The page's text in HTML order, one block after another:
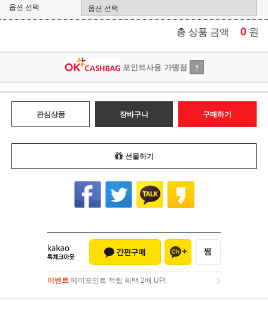
옵션 선택
총 상품 금액 0 원
포인트사용 가맹점 ?
관심상품 장바구니 구매하기
선물하기
이벤트 페이포인트 적립 혜택 2배 UP!
이벤트페이포인트 적립 혜택 2배 UP!